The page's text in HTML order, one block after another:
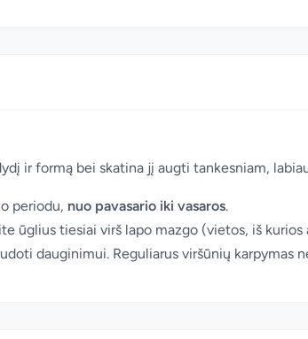
ir formą bei skatina jį augti tankesniam,
periodu, nuo pavasario iki vasaros.
ūglius tiesiai virš lapo mazgo (vietos, iš kurios
dauginimui. Reguliarus viršūnių